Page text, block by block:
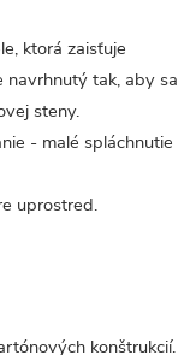
ktorá zaisťuje
navrhnutý tak, aby sa
steny.
- malé spláchnutie
uprostred.
konštrukcií.